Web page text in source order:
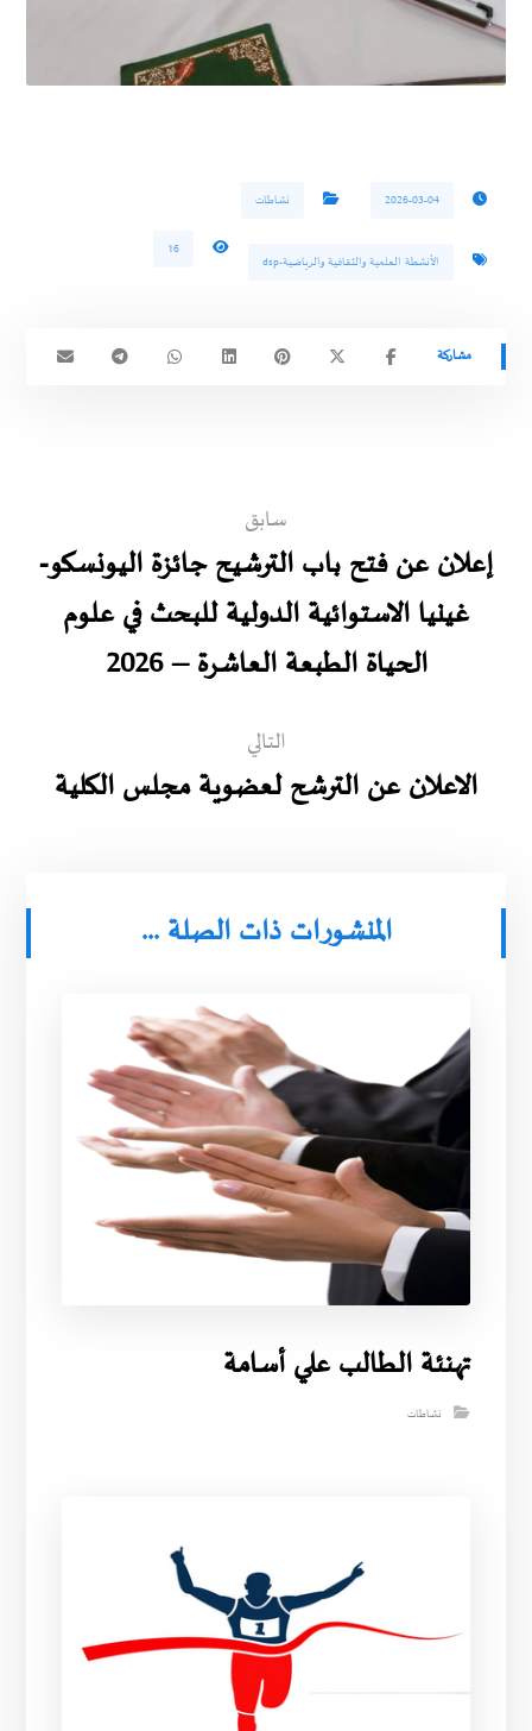
2026-03-04 نشاطات
الأنشطة العلمية والثقافية والرياضية-dsp
16
سابق
إعلان عن فتح باب الترشيح جائزة اليونسكو-
غينيا الاستوائية الدولية للبحث في علوم
الحياة الطبعة العاشرة – 2026
التالي
الاعلان عن الترشح لعضوية مجلس الكلية
المنشورات ذات الصلة ...
تهنئة الطالب علي أسامة
نشاطات